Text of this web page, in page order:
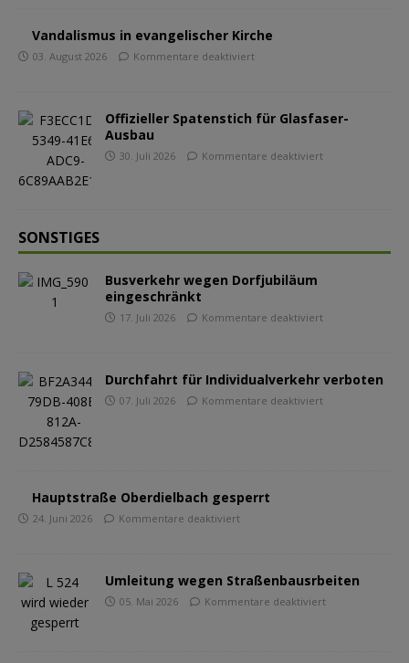
Vandalismus in evangelischer Kirche
03. August 2026 Kommentare deaktiviert
Offizieller Spatenstich für Glasfaser-
Ausbau
30. Juli 2026 Kommentare deaktiviert
SONSTIGES
Busverkehr wegen Dorfjubiläum
eingeschränkt
17. Juli 2026 Kommentare deaktiviert
Durchfahrt für Individualverkehr verboten
07. Juli 2026 Kommentare deaktiviert
Hauptstraße Oberdielbach gesperrt
24. Juni 2026 Kommentare deaktiviert
Umleitung wegen Straßenbausrbeiten
05. Mai 2026 Kommentare deaktiviert